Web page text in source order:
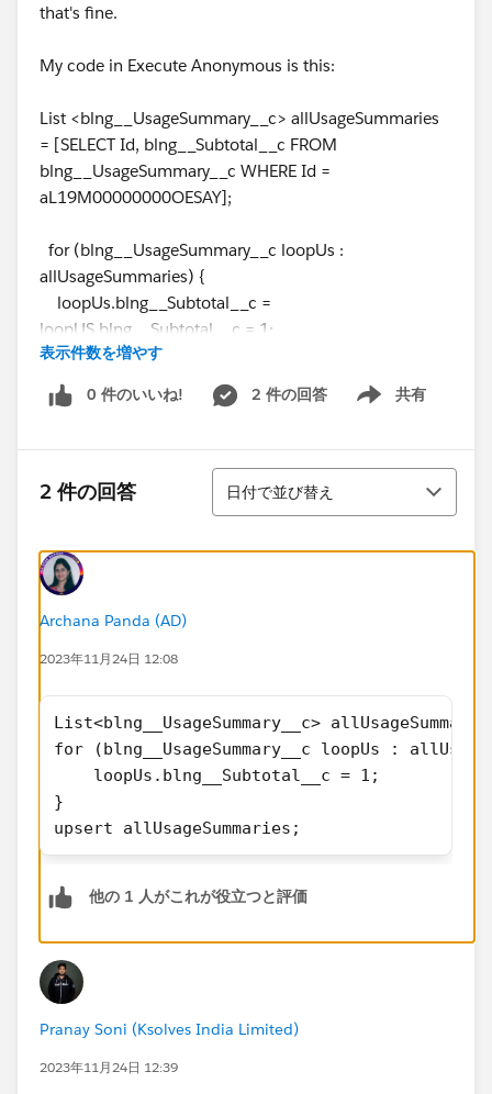
that's fine.
My code in Execute Anonymous is this:
List <blng__UsageSummary__c> allUsageSummaries
= [SELECT Id, blng__Subtotal__c FROM
blng__UsageSummary__c WHERE Id =
aL19M00000000OESAY];
for (blng__UsageSummary__c loopUs :
allUsageSummaries) {
loopUs.blng__Subtotal__c =
loopUS.blng__Subtotal__c = 1;
Just in case anything goes wrong, I've limited the
query to one specific record so that the loop will only
upserted. I'm getting an error at the first < character
and I can't see why. Just wondering if anyone can
point me in the right direction.
I know I could use Data Loader for this but I'm just
seeing if I can do this using Apex as I'm trying to
develop my knowledge of it.
Thanks.
Matt
表示件数を増やす
0 件のいいね! 2 件の回答 共有
Show menu
2 件の回答
並び替え
日付で並び替え
Archana Panda (AD)
2023年11月24日 12:08
List<blng__UsageSummary__c>
for (blng__UsageSummary__c loopUs :
    loopUs.blng__Subtotal__c = 1;
}
upsert allUsageSummaries;
他の 1 人がこれが役立つと評価
Pranay Soni (Ksolves India Limited)
2023年11月24日 12:39